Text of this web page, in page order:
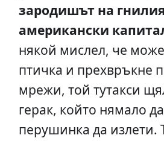
зародишът на гнилия
американски
някой мислел, че
птичка и прехвръкне
мрежи, той тутакси
герак, който нямало
перушинка да излети.